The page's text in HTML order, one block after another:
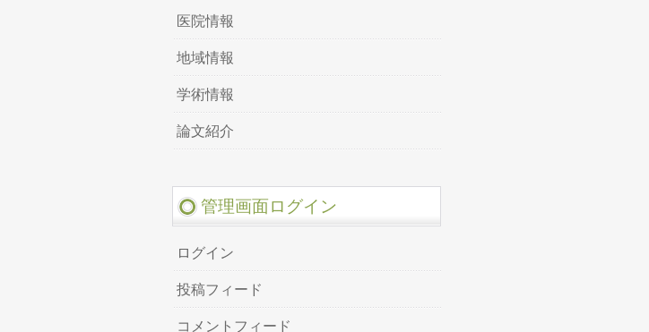
医院情報
地域情報
学術情報
論文紹介
管理画面ログイン
ログイン
投稿フィード
コメントフィード